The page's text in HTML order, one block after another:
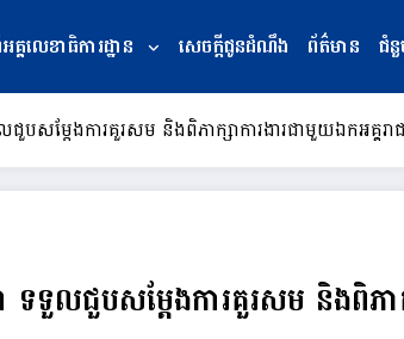
គ្គលេខាធិការដ្ឋាន សេចក្ដីជូនដំណឹង ព័ត៌មាន ជំនួ
តែងការគួរសម និងពិភាក្សាការងារជាមួយឯកអគ្គរាជ
លជួបសម្តែងការគួរសម និងពិភា